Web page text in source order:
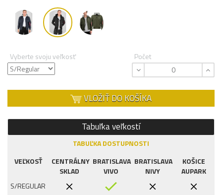
Vyberte svoju veľkosť Počet
VLOŽIŤ DO KOŠÍKA
Tabuľka veľkostí
TABUĽKA DOSTUPNOSTI
VEĽKOSŤ
CENTRÁLNY
SKLAD
BRATISLAVA
VIVO
BRATISLAVA
NIVY
KOŠICE
AUPARK
S/REGULAR